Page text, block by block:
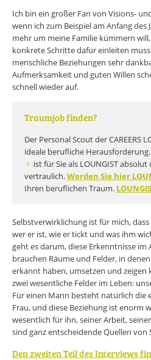
Ich bin ein großer Fan von Visions-
wenn ich zum Beispiel am Anfang des
mehr um meine Familie kümmern
konkrete Schritte dafür einleiten
menschliche Beziehungen sehr
Aufmerksamkeit und guten Willen
schnell wieder auf.
Traumjob finden?
Der Personal Scout der CAREERS
ideale berufliche Herausforderung.
ist für Sie als LOUNGIST
vertraulich.Werden Sie hier
Ihren beruflichen Traum.
Selbstverwirklichung ist für mich,
wer er ist, wie er tickt und was ihm
geht es darum, diese Erkenntnisse im
brauchen Räume und Felder, in
erkannt haben, umsetzen und
zwei wesentliche Felder im Leben:
Für einen Mann besteht natürlich die
Frau, und diese Beziehung ist enorm
wesentlich für ihn, seiner Arbeit,
sind ganz entscheidende Quellen von
Den zweiten Teil des Interviews